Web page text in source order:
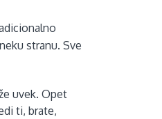
stranu. Sve
uvek. Opet
ti, brate,